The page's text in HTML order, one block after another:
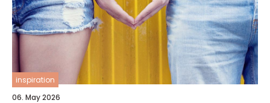
inspiration
06. May 2026